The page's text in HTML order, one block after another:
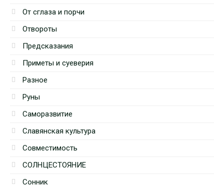
От сглаза и порчи
Отвороты
Предсказания
Приметы и суеверия
Разное
Руны
Саморазвитие
Славянская культура
Совместимость
СОЛНЦЕСТОЯНИЕ
Сонник